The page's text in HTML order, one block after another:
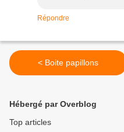
Répondre
< Boite papillons
Hébergé par Overblog
Top articles